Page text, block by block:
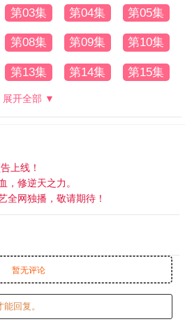
第03集 第04集 第05集
第08集 第09集 第10集
第13集 第14集 第15集
展开全部 ▼
上线！
修逆天之力。
网独播，敬请期待！
暂无评论
能回复。